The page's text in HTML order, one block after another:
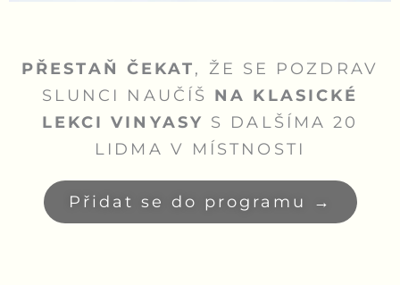
PŘESTAŇ ČEKAT, ŽE SE POZDRAV
SLUNCI NAUČÍŠ NA KLASICKÉ
LEKCI VINYASY S DALŠÍMA 20
LIDMA V MÍSTNOSTI
Přidat se do programu →